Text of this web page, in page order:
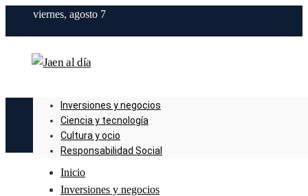
viernes, agosto 7
Inversiones y negocios
Ciencia y tecnología
Cultura y ocio
Responsabilidad Social
Inicio
Inversiones y negocios